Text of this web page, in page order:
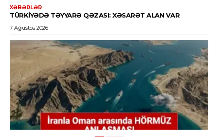
XƏBƏRLƏR
TÜRKIYƏDƏ TƏYYARƏ QƏZASI: XƏSARƏT ALAN VAR
7 Ağustos 2026